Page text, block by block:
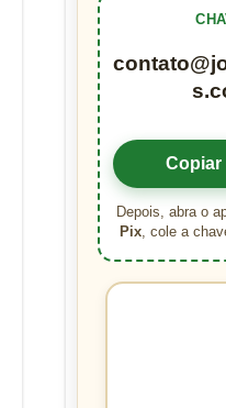
Copiar
Depois, abra o
Pix, cole a